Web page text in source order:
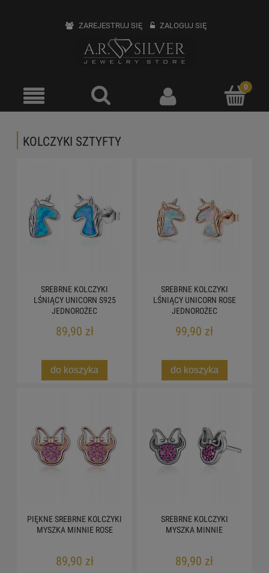
ZAREJESTRUJ SIĘ ZALOGUJ SIĘ
KOLCZYKI SZTYFTY
SREBRNE KOLCZYKI
LŚNIĄCY UNICORN S925
JEDNOROŻEC
89,90 zł
do koszyka
SREBRNE KOLCZYKI
LŚNIĄCY UNICORN ROSE
JEDNOROŻEC
99,90 zł
do koszyka
PIĘKNE SREBRNE KOLCZYKI
MYSZKA MINNIE ROSE
89,90 zł
SREBRNE KOLCZYKI
MYSZKA MINNIE
89,90 zł